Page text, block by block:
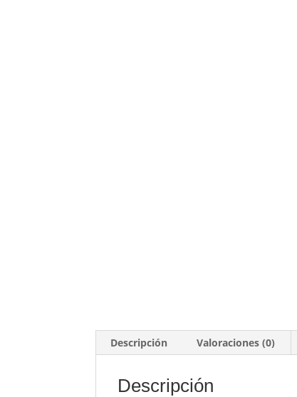
Descripción Valoraciones (0)
Descripción